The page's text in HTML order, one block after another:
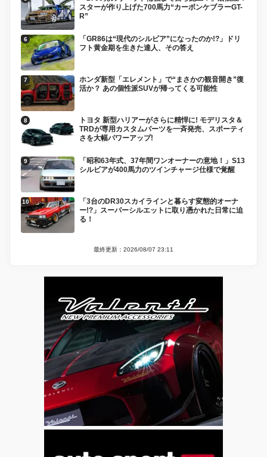
スターが作り上げた700馬力“カーボンケブラーGT-
R”
「GR86は“現代のシルビア”になったのか!?」ドリ
フト黄金期を生きた達人、その答え
ホンダ新型「エレメント」で“まさかの観音開き”復
活か？ あの個性派SUVが帰ってくる可能性
トヨタ 新型ハリアーがさらに精悍に! モデリスタ＆
TRDが専用カスタムパーツを一斉発売、スポーティ
さを大幅パワーアップ!
「昭和63年式、37年間ワンオーナーの意地！」S13
シルビアが400馬力のツインチャージ仕様で覚醒
「3台のDR30スカイラインと暮らす変態的オーナ
ー!?」スーパーシルエットに取り憑かれた日常に迫
る！
最終更新：2026/08/07 23:11